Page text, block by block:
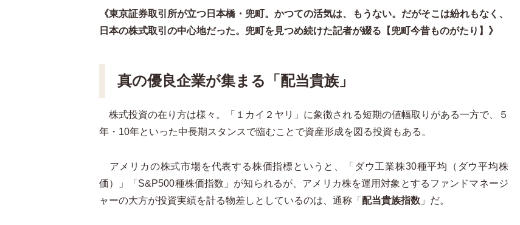
《東京証券取引所が立つ日本橋・兜町。かつての活気は、もうない。だがそこは紛れもなく、
日本の株式取引の中心地だった。兜町を見つめ続けた記者が綴る【兜町今昔ものがたり】》
真の優良企業が集まる「配当貴族」
株式投資の在り方は様々。「１カイ２ヤリ」に象徴される短期の値幅取りがある一方で、５
年・10年といった中長期スタンスで臨むことで資産形成を図る投資もある。
アメリカの株式市場を代表する株価指標というと、「ダウ工業株30種平均（ダウ平均株
価）」「S&P500種株価指数」が知られるが、アメリカ株を運用対象とするファンドマネージ
ャーの大方が投資実績を計る物差しとしているのは、通称「 配当貴族指数」だ。